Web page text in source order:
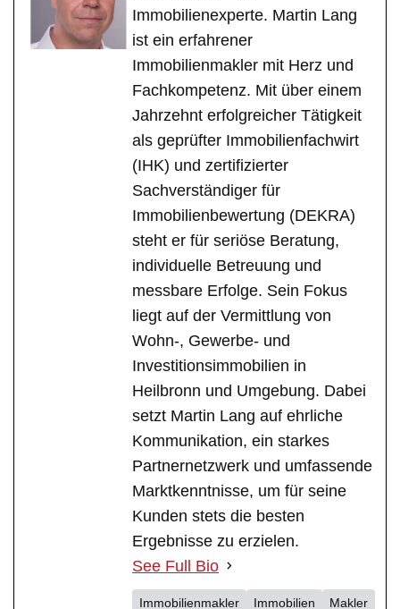
Immobilienexperte. Martin Lang
ist ein erfahrener
Immobilienmakler mit Herz und
Fachkompetenz. Mit über einem
Jahrzehnt erfolgreicher Tätigkeit
als geprüfter Immobilienfachwirt
(IHK) und zertifizierter
Sachverständiger für
Immobilienbewertung (DEKRA)
steht er für seriöse Beratung,
individuelle Betreuung und
messbare Erfolge. Sein Fokus
liegt auf der Vermittlung von
Wohn-, Gewerbe- und
Investitionsimmobilien in
Heilbronn und Umgebung. Dabei
setzt Martin Lang auf ehrliche
Kommunikation, ein starkes
Partnernetzwerk und umfassende
Marktkenntnisse, um für seine
Kunden stets die besten
Ergebnisse zu erzielen.
See Full Bio
Immobilienmakler Immobilien Makler